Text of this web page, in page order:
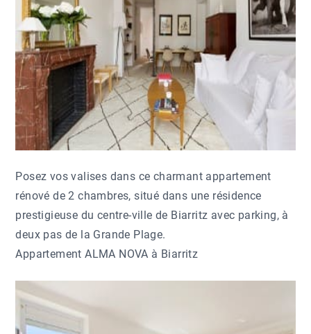
Posez vos valises dans ce charmant appartement
rénové de 2 chambres, situé dans une résidence
prestigieuse du centre-ville de Biarritz avec parking, à
deux pas de la Grande Plage.
Appartement ALMA NOVA à Biarritz